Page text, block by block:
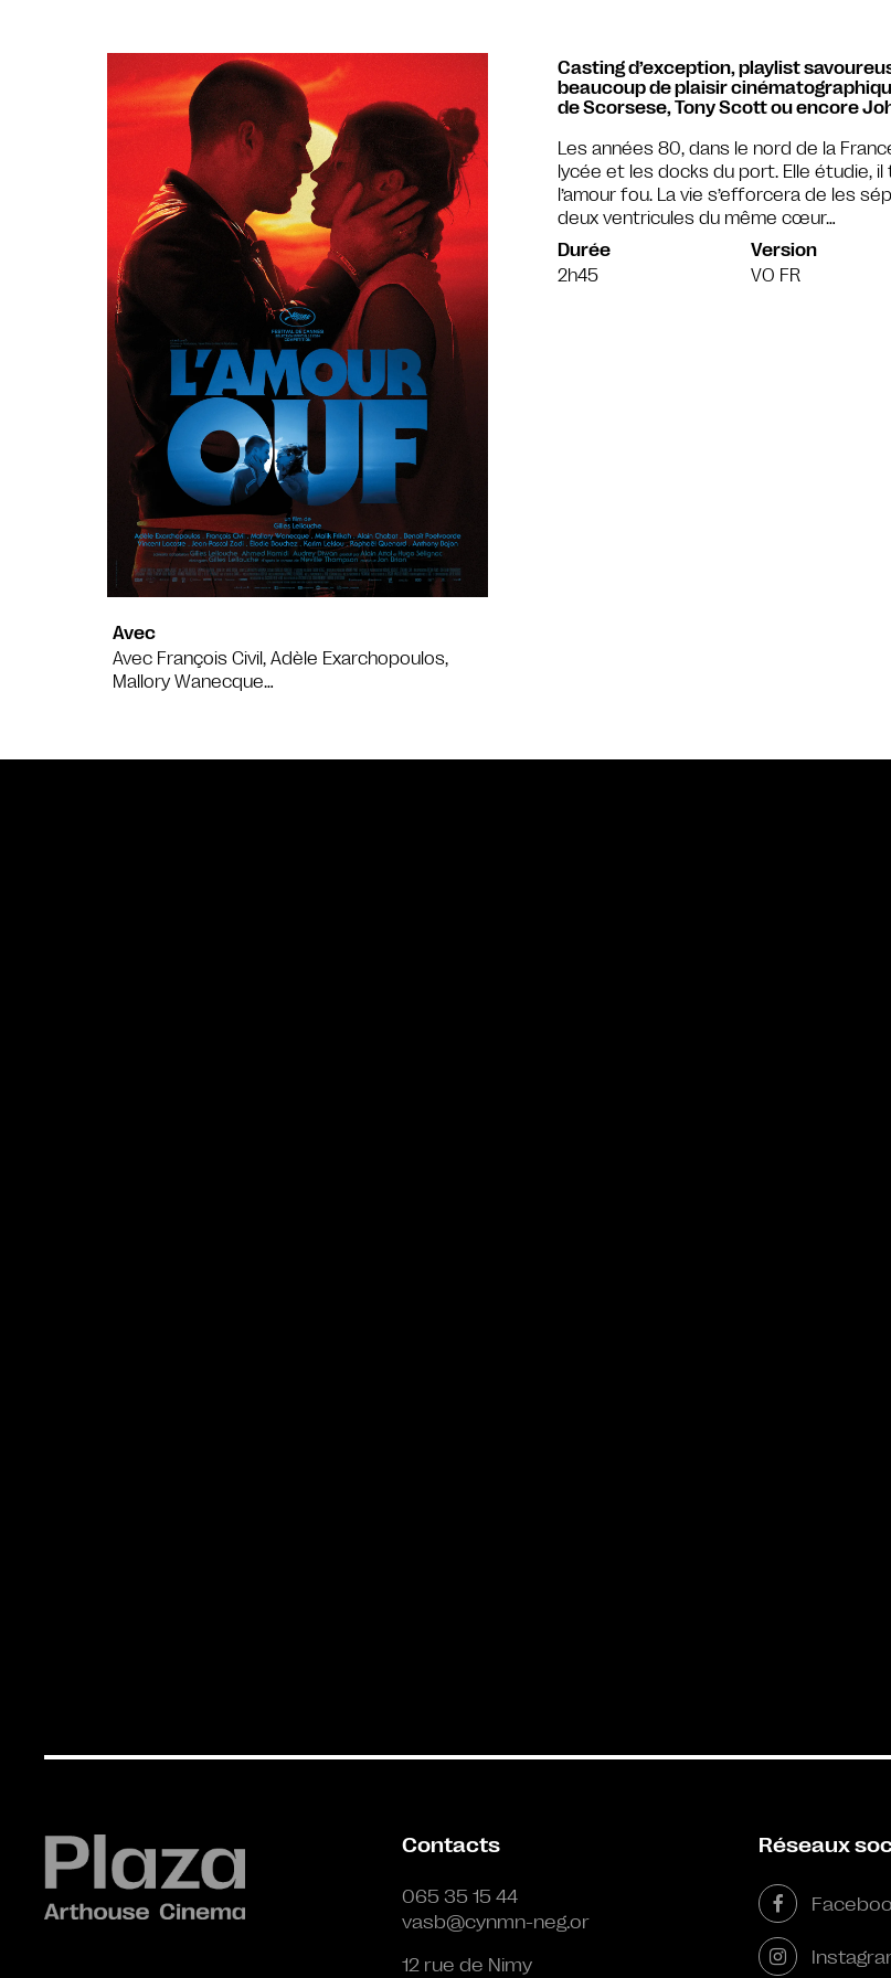
Avec
Avec François Civil, Adèle Exarchopoulos,
Mallory Wanecque…
Casting d’exception, playlist
beaucoup de plaisir
de Scorsese, Tony Scott ou encore
Les années 80, dans le nord de la
lycée et les docks du port. Elle étudie,
l’amour fou. La vie s’efforcera de les
deux ventricules du même cœur…
Durée
2h45
Version
VO FR
Contacts
065 35 15 44
vasb@cynmn-neg.or
12 rue de Nimy
Réseaux